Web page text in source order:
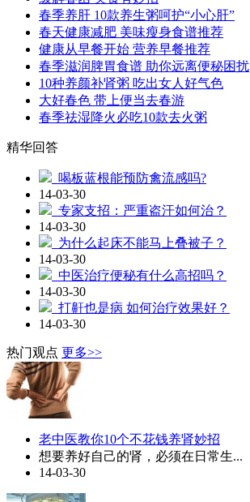
春季养肝 10款养生粥呵护“小心肝”
春天健康减肥 美味瘦身食谱推荐
健康从早餐开始 营养早餐推荐
春季滋润脾胃食谱 助你远离便秘困扰
10种养颜补肾粥 吃出女人好气色
大好春色 带上便当去春游
春季祛湿降火必吃10款去火粥
精华回答
喝板蓝根能预防禽流感吗?
14-03-30
专家支招：严重盗汗如何治？
14-03-30
为什么起床不能马上叠被子？
14-03-30
中医治疗便秘有什么高招吗？
14-03-30
打鼾也是病 如何治疗效果好？
14-03-30
热门观点 更多>>
老中医教你10个不花钱养肾妙招
想要养好自己的肾，必须在日常生...
14-03-30